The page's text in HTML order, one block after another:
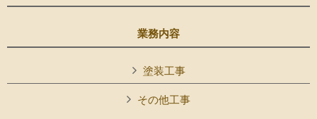
業務内容
塗装工事
その他工事